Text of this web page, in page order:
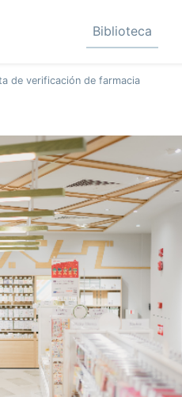
Biblioteca
de verificación de farmacia